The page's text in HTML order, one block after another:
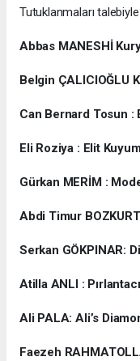
Tutuklanmaları
Abbas MANESHİ
Belgin ÇALICIOĞLU
Can Bernard Tosun :
Eli Roziya : Elit
Gürkan MERİM :
Abdi Timur
Serkan GÖKPINAR:
Atilla ANLI :
Ali PALA: Ali’s
Faezeh